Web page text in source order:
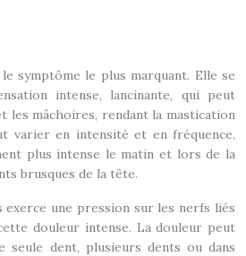
symptôme le plus marquant. Elle se
intense, lancinante, qui peut
les mâchoires, rendant la mastication
varier en intensité et en fréquence,
plus intense le matin et lors de la
brusques de la tête.
exerce une pression sur les nerfs liés
douleur intense. La douleur peut
seule dent, plusieurs dents ou dans